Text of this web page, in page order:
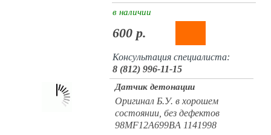
в наличии
600 р.
Консультация специалиста:
8 (812) 996-11-15
Датчик детонации
Оригинал Б.У. в хорошем
состоянии, без дефектов
98MF12A699BA 1141998